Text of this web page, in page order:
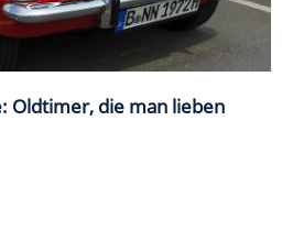
Oldtimer, die man lieben